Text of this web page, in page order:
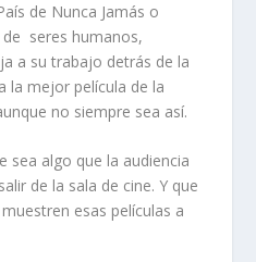
de Nunca Jamás o
seres humanos,
a su trabajo detrás de la
la mejor película de la
no siempre sea así.
sea algo que la audiencia
de la sala de cine. Y que
esas películas a